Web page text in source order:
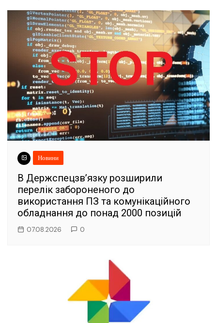
Новини
В Держспецзв’язку розширили
перелік забороненого до
використання ПЗ та комунікаційного
обладнання до понад 2000 позицій
07.08.2026 0